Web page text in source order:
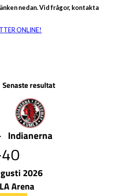
nedan. Vid frågor, kontakta
ONLINE!
Senaste resultat
Indianerna
2026
Arena